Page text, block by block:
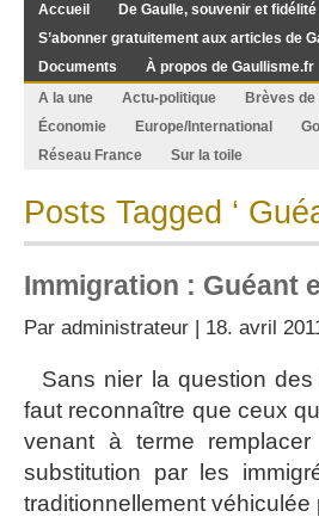
Accueil De Gaulle, souvenir et fidélité
S’abonner gratuitement aux articles de
Documents
À propos de Gaullisme.fr
A la une
Actu-politique Brèves
Économie
Europe/International
Réseau France
Sur la toile
Posts Tagged ‘
Immigration : Guéant
Par administrateur | 18. avril
Sans nier la question
faut reconnaître que ceux
venant à terme
substitution par les
traditionnellement